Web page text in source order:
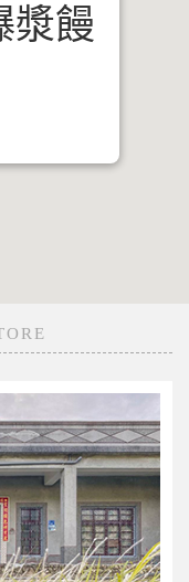
漿饅